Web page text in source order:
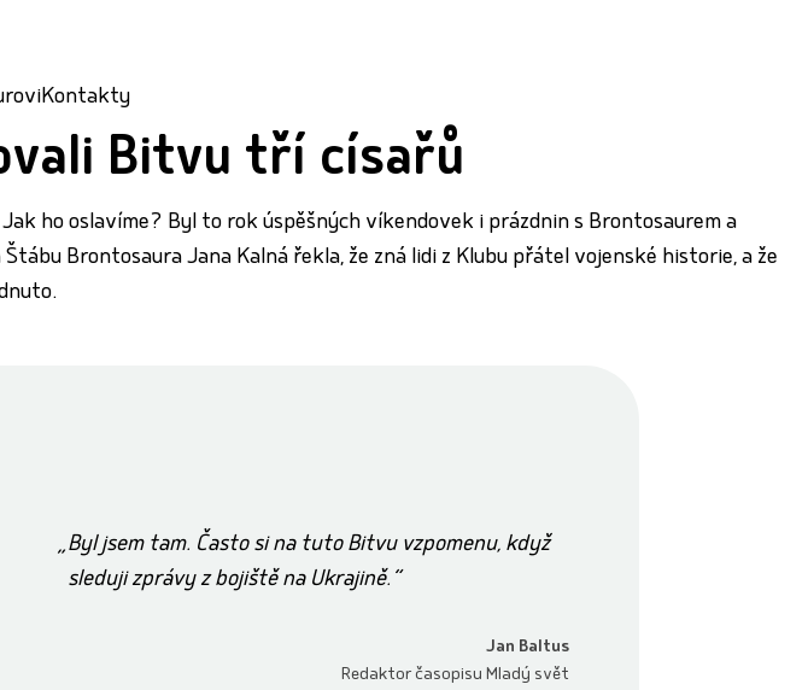
Kontakty
Bitvu tří císařů
ho oslavíme? Byl to rok úspěšných víkendovek i prázdnin s Brontosaurem a
Brontosaura Jana Kalná řekla, že zná lidi z Klubu přátel vojenské historie, a že
Byl jsem tam. Často si na tuto Bitvu vzpomenu, když
sleduji zprávy z bojiště na Ukrajině.
Jan Baltus
Redaktor časopisu Mladý svět